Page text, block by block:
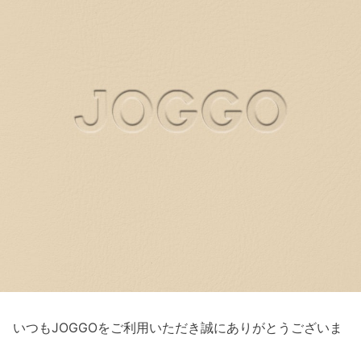
いつもJOGGOをご利用いただき誠にありがとうございま